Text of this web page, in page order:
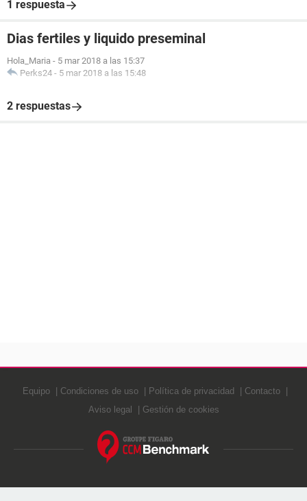
1 respuesta
Dias fertiles y liquido preseminal
Hola_Maria - 5 mar 2018 a las 15:37
Perks24 - 5 mar 2018 a las 15:48
2 respuestas
Equipo Condiciones de uso Política de privacidad
Contacto
Aviso legal
Gestión de cookies